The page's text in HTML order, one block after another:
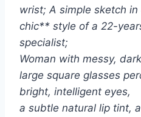
wrist; A simple sketch
chic** style of a 22-
specialist;
Woman with messy,
large square glasses
bright, intelligent eyes,
a subtle natural lip tint,